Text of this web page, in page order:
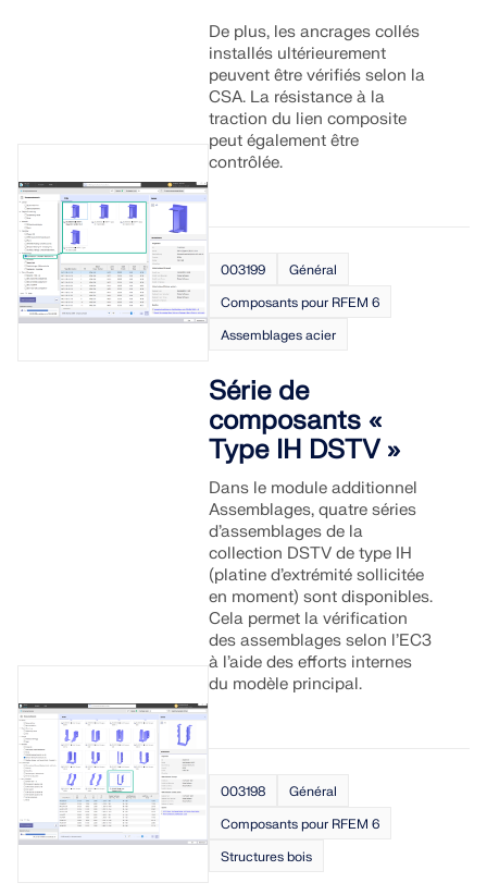
Analyse aux éléments finis pour les
assemblages en acier
Concevez et analysez des connexions en acier en
utilisant le CBFEM, conforme aux normes EN 1993‑1‑8 et
AISC 360, entièrement intégré dans RFEM 6 pour des
flux de travail structurels plus rapides et plus précis.
Outil de zone géographique
Le service en ligne Dlubal fournit des cartes de zones
pour la détermination rapide des charges de neige, des
vitesses de vent et des données sismiques.
ZONES DE CHARGE
De plus, les ancrages collés
installés ultérieurement
peuvent être vérifiés selon la
CSA. La résistance à la
traction du lien composite
peut également être
contrôlée.
003199
Général
Composants pour RFEM 6
Assemblages acier
Série de
composants «
Type IH DSTV »
Dans le module additionnel
Assemblages, quatre séries
d’assemblages de la
collection DSTV de type IH
(platine d’extrémité sollicitée
en moment) sont disponibles.
Cela permet la vérification
des assemblages selon l’EC3
à l’aide des efforts internes
du modèle principal.
003198
Général
Composants pour RFEM 6
Structures bois